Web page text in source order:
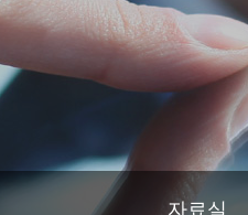
자료실